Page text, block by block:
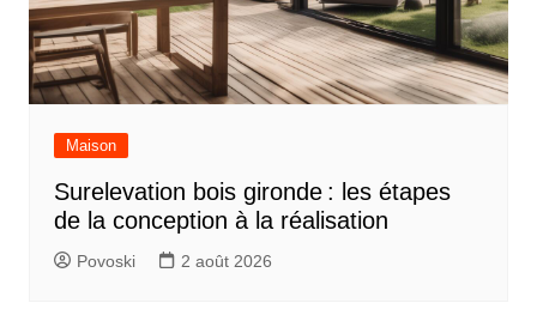
Maison
Surelevation bois gironde : les étapes
de la conception à la réalisation
Povoski 2 août 2026